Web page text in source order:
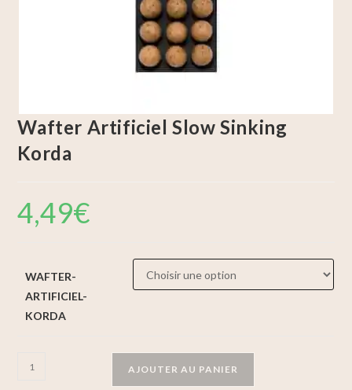
Wafter Artificiel Slow Sinking
Korda
4,49€
WAFTER-
ARTIFICIEL-
KORDA
AJOUTER AU PANIER